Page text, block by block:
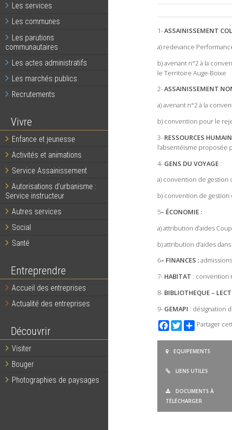
Les services
Les communes
Les parutions
communautaires
Les actes administratifs
Les marchés publics
Recrutements
Vivre
Enfance et jeunesse
Activités et animations
Service Assainissement
Autorisations d’urbanisme :
Service instructeur
Autres services
Social
Santé
Entreprendre
Accueil des entreprises
Actualité des entreprises
Découvrir
Visiter
Bouger
Photographies de paysages
1-ASSAINISSEMENT
a) redevance
b) avenant n°2 à la
le Territoire Auge-Boixe
2-ASSAINISSEMENT
a) avenant n°2 à la
b) convention pour le
3- RESSOURCES
l’absentéisme proposée
4- GENS DU VOYAGE:
a) convention de gestion
b) convention de gestion
5– ÉCONOMIE :
a) attribution d’aides
b) attribution d’aides
6– FINANCES :
7- HABITAT : convention
8- BIBLIOTHEQUE –
9- GEMAPI : désignation
Facebook
TwitterPartager
EQUIPEMENTS
LIENS UTILES
DOCUMENTS À
TÉLÉCHARGER